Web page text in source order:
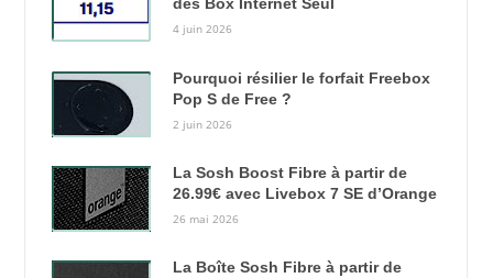
4 juin 2026
Pourquoi résilier le forfait Freebox
Pop S de Free ?
2 juin 2026
La Sosh Boost Fibre à partir de
26.99€ avec Livebox 7 SE d’Orange
26 mai 2026
La Boîte Sosh Fibre à partir de